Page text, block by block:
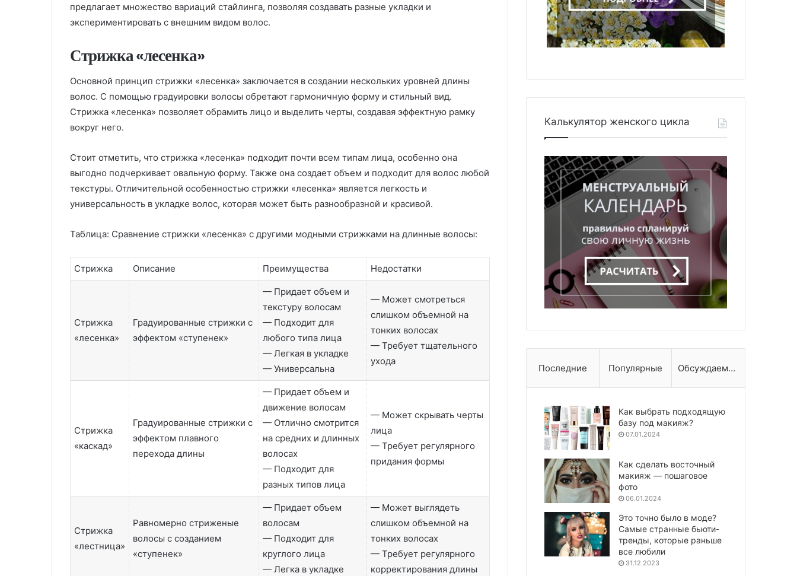
предлагает множество вариаций стайлинга, позволяя создавать разные укладки и
экспериментировать с внешним видом волос.
Стрижка «лесенка»
Основной принцип стрижки «лесенка» заключается в создании нескольких уровней длины
волос. С помощью градуировки волосы обретают гармоничную форму и стильный вид.
Стрижка «лесенка» позволяет обрамить лицо и выделить черты, создавая эффектную рамку
вокруг него.
Стоит отметить, что стрижка «лесенка» подходит почти всем типам лица, особенно она
выгодно подчеркивает овальную форму. Также она создает объем и подходит для волос любой
текстуры. Отличительной особенностью стрижки «лесенка» является легкость и
универсальность в укладке волос, которая может быть разнообразной и красивой.
Таблица: Сравнение стрижки «лесенка» с другими модными стрижками на длинные волосы:
Стрижка Описание Преимущества Недостатки
Стрижка
«лесенка»
Градуированные стрижки с
эффектом «ступенек»
— Придает объем и
текстуру волосам
— Подходит для
любого типа лица
— Легкая в укладке
— Универсальна
— Может смотреться
слишком объемной на
тонких волосах
— Требует тщательного
ухода
Стрижка
«каскад»
Градуированные стрижки с
эффектом плавного
перехода длины
— Придает объем и
движение волосам
— Отлично смотрится
на средних и длинных
волосах
— Подходит для
разных типов лица
— Может скрывать черты
лица
— Требует регулярного
придания формы
Стрижка
«лестница»
Равномерно стриженые
волосы с созданием
«ступенек»
— Придает объем
волосам
— Подходит для
круглого лица
— Легка в укладке
— Может выглядеть
слишком объемной на
тонких волосах
— Требует регулярного
корректирования длины
Калькулятор женского цикла
Последние Популярные Обсуждаемые
Как выбрать подходящую
базу под макияж?
07.01.2024
Как сделать восточный
макияж — пошаговое
фото
06.01.2024
Это точно было в моде?
Самые странные бьюти-
тренды, которые раньше
все любили
31.12.2023